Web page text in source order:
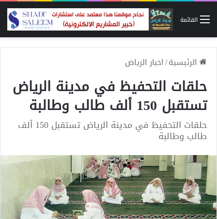
القائمة
الرئيسية/اخبار الرياض
حلقات التحفيظ في مدينة الرياض
تستقبل 150 ألف طالب وطالبة
حلقات التحفيظ في مدينة الرياض تستقبل 150 ألف
طالب وطالبة